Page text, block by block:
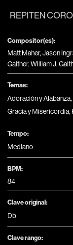
REPITEN CORO
Compositor(es):
Matt Maher, Jason
Gaither, William J.
Temas:
Adoración y Alabanza,
Gracia y Misericordia,
Tempo:
Mediano
BPM:
84
Clave original:
Db
Clave rango: